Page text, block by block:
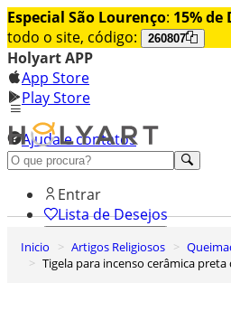
Especial São Lourenço: 15% de
todo o site, código:
260807
Holyart APP
App Store
Play Store
Ajuda e contatos
Conheça premium
Entrar
Lista de Desejos
0
Carrinho de Compras
Inicio Artigos Religiosos
Tigela para incenso cerâmica